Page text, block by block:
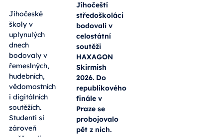
Jihočeské
školy v
uplynulých
dnech
bodovaly v
řemeslných,
hudebních,
vědomostních
i digitálních
soutěžích.
Studenti si
zároveň
Jihočeští
středoškoláci
bodovali v
celostátní
soutěži
HAXAGON
Skirmish
2026. Do
republikového
finále v
Praze se
probojovalo
pět z nich.